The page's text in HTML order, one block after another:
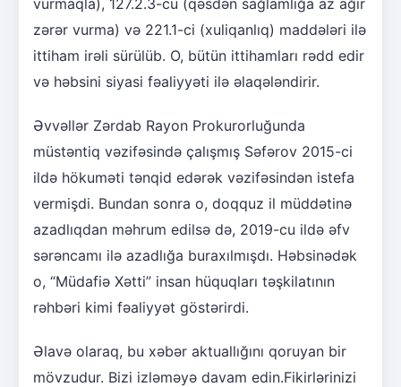
zərər vurma) və 221.1-ci (xuliqanlıq) maddələri ilə
ittiham irəli sürülüb. O, bütün ittihamları rədd edir
və həbsini siyasi fəaliyyəti ilə əlaqələndirir.
Əvvəllər Zərdab Rayon Prokurorluğunda
müstəntiq vəzifəsində çalışmış Səfərov 2015-ci
ildə hökuməti tənqid edərək vəzifəsindən istefa
vermişdi. Bundan sonra o, doqquz il müddətinə
azadlıqdan məhrum edilsə də, 2019-cu ildə əfv
sərəncamı ilə azadlığa buraxılmışdı. Həbsinədək
o, “Müdafiə Xətti” insan hüquqları təşkilatının
rəhbəri kimi fəaliyyət göstərirdi.
Əlavə olaraq, bu xəbər aktuallığını qoruyan bir
mövzudur. Bizi izləməyə davam edin.Fikirlərinizi